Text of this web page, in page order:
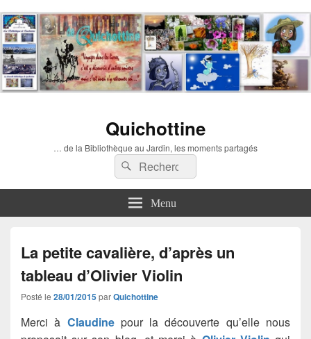
Quichottine
… de la Bibliothèque au Jardin, les moments partagés
Recherche :
Rechercher
Menu
La petite cavalière, d’après un
tableau d’Olivier Violin
Posté le 28/01/2015parQuichottine
Merci à Claudinepour la découverte qu’elle nous